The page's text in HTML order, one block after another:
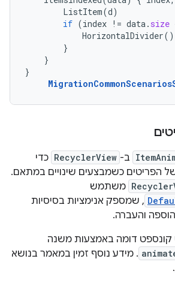
ListItem(d)
if (index != data. size
HorizontalDivider()
}
}
}
ב- RecyclerView כדי
הפריטים כשמבצעים שינויים במתאם.
משתמש
, שמספק אנימציות בסיסיות
והעברה.
קונספט דומה באמצעות משנה
. מידע נוסף זמין במאמר בנושא
.